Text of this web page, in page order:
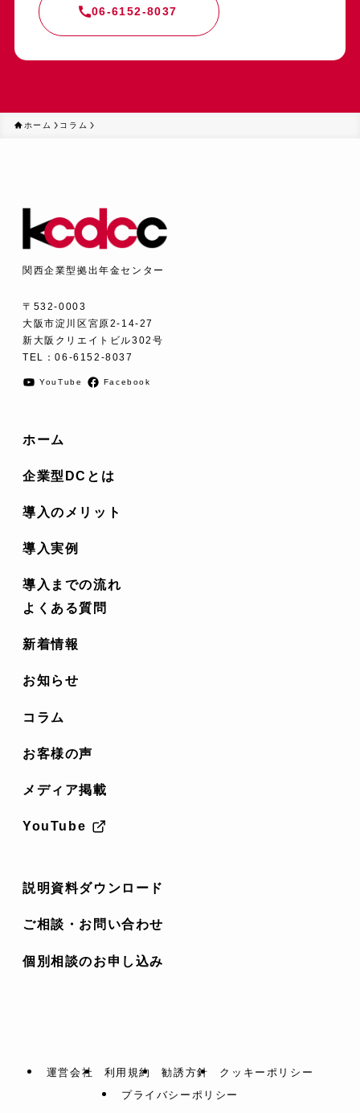
06-6152-8037
ホーム コラム
関西企業型拠出年金センター
〒532-0003
大阪市淀川区宮原2-14-27
新大阪クリエイトビル302号
TEL：06-6152-8037
YouTube Facebook
ホーム
企業型DCとは
導入のメリット
導入実例
導入までの流れ
よくある質問
新着情報
お知らせ
コラム
お客様の声
メディア掲載
YouTube
説明資料ダウンロード
ご相談・お問い合わせ
個別相談のお申し込み
運営会社 利用規約 勧誘方針
クッキーポリシー
プライバシーポリシー